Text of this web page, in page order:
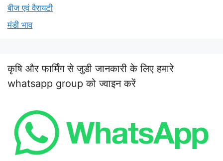
बीज एवं वैरायटी
मंडी भाव
कृषि और फार्मिंग से जुडी जानकारी के लिए हमारे
whatsapp group को ज्वाइन करें